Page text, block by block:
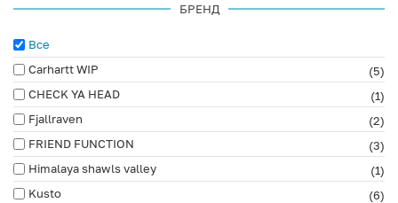
БРЕНД
Все
Carhartt WIP
(5)
CHECK YA HEAD
(1)
Fjallraven
(2)
FRIEND FUNCTION
(3)
Himalaya shawls valley
(1)
Kusto
(6)